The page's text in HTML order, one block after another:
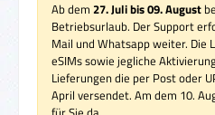
Ab dem 27. Juli bis 09. August
Betriebsurlaub. Der Support
Mail und Whatsapp weiter. Die
eSIMs sowie jegliche
Lieferungen die per Post oder
April versendet. Am dem 10.